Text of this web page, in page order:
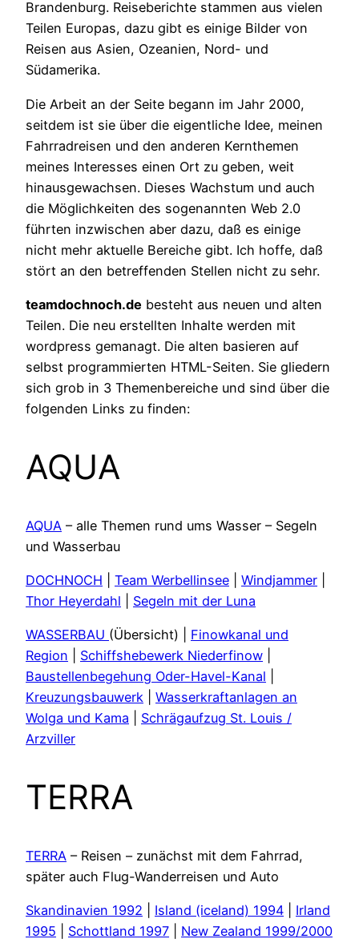
Brandenburg. Reiseberichte stammen aus vielen
Teilen Europas, dazu gibt es einige Bilder von
Reisen aus Asien, Ozeanien, Nord- und
Südamerika.
Die Arbeit an der Seite begann im Jahr 2000,
seitdem ist sie über die eigentliche Idee, meinen
Fahrradreisen und den anderen Kernthemen
meines Interesses einen Ort zu geben, weit
hinausgewachsen. Dieses Wachstum und auch
die Möglichkeiten des sogenannten Web 2.0
führten inzwischen aber dazu, daß es einige
nicht mehr aktuelle Bereiche gibt. Ich hoffe, daß
stört an den betreffenden Stellen nicht zu sehr.
teamdochnoch.de besteht aus neuen und alten
Teilen. Die neu erstellten Inhalte werden mit
wordpress gemanagt. Die alten basieren auf
selbst programmierten HTML-Seiten. Sie gliedern
sich grob in 3 Themenbereiche und sind über die
folgenden Links zu finden:
AQUA
AQUA – alle Themen rund ums Wasser – Segeln
und Wasserbau
DOCHNOCH Team Werbellinsee Windjammer
Thor Heyerdahl
Segeln mit der Luna
WASSERBAU (Übersicht) | Finowkanal und
Region
Schiffshebewerk Niederfinow
Baustellenbegehung Oder-Havel-Kanal
Kreuzungsbauwerk
Wasserkraftanlagen an
Wolga und Kama
Schrägaufzug St. Louis /
Arzviller
TERRA
TERRA – Reisen – zunächst mit dem Fahrrad,
später auch Flug-Wanderreisen und Auto
Skandinavien 1992 Island (iceland) 1994
Irland
1995
Schottland 1997
New Zealand 1999/2000